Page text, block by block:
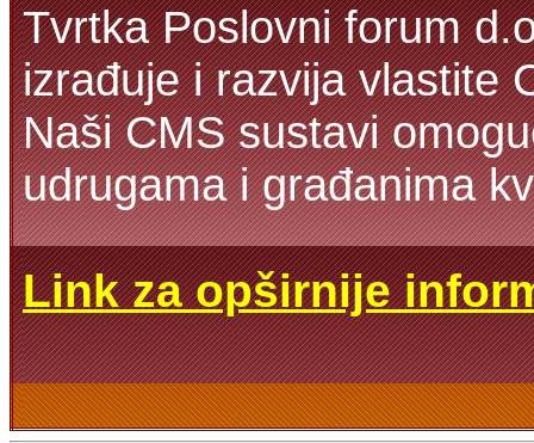
Tvrtka Poslovni forum
izrađuje i razvija vlastite
Naši CMS sustavi
udrugama i građanima
Link za opširnije